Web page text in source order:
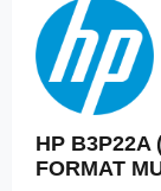
HP B3P22A
FORMAT